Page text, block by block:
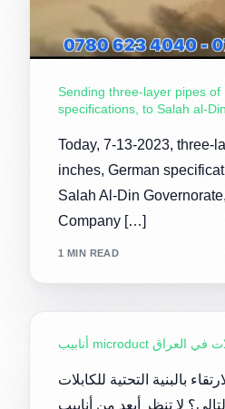
Sending three-layer pipes of
specifications, to Salah al-
Today, 7-13-2023, three-
inches, German
Salah Al-Din
Company […]
1 MIN READ
بالبنية التحتية للكابلات
لا تنظر أبعد من أنابيب